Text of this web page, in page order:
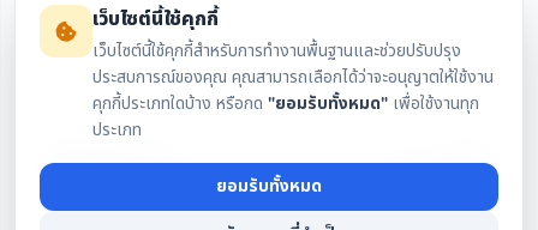
เงินสดและรายการเทียบเท่าเงินสดเพิ่มขึ้น(ลดลง) (สุทธิ)
—ล้าน
เงินสดและรายการเทียบเท่าเงินสดคงเหลือต้นงวด
346,817.21
เว็บไซต์นี้ใช้คุกกี้
เว็บไซต์นี้ใช้คุกกี้สำหรับการทำงานพื้นฐานและช่วยปรับปรุง
ประสบการณ์ของคุณ คุณสามารถเลือกได้ว่าจะอนุญาตให้ใช้งาน
คุกกี้ประเภทใดบ้าง หรือกด "ยอมรับทั้งหมด" เพื่อใช้งานทุก
ประเภท
ยอมรับทั้งหมด